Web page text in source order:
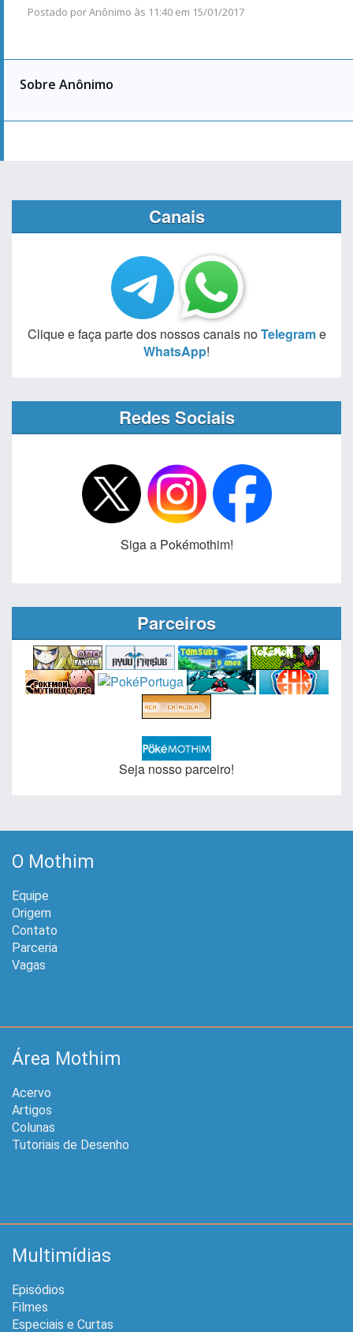
Postado porAnônimo às 11:40 em 15/01/2017
Sobre Anônimo
Canais
Clique e faça parte dos nossos canais noTelegrame
WhatsApp!
Redes Sociais
Siga a Pokémothim!
Parceiros
Seja nosso parceiro!
O Mothim
Equipe
Origem
Contato
Parceria
Vagas
Área Mothim
Acervo
Artigos
Colunas
Tutoriais de Desenho
Multimídias
Episódios
Filmes
Especiais e Curtas